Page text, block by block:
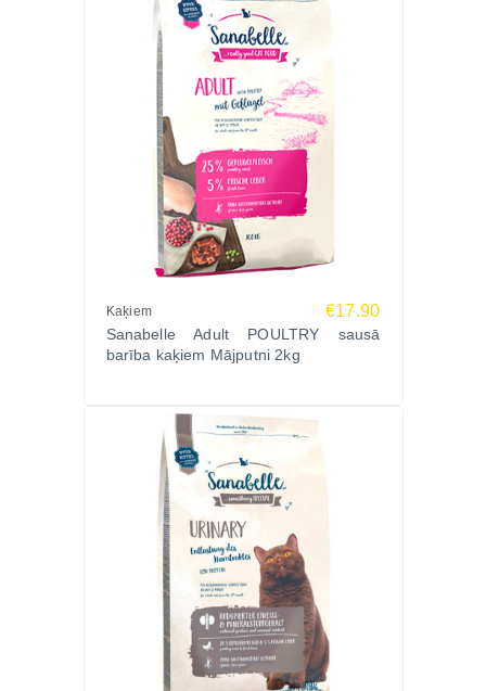
Pasūti Sanabelle Kitten sausā barība kaķēniem
Mājputni 2kg jau šodien Zoopasaule.lv un nodrošini
savam kaķēnam labāko dzīves sākumu!
Kaķiem €17.90
Sanabelle Adult POULTRY sausā
barība kaķiem Mājputni 2kg